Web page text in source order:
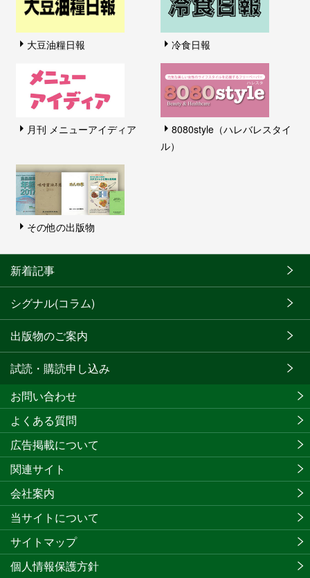
大豆油糧日報 冷食日報
月刊 メニューアイディア
8080style（ハレバレスタイ
ル）
その他の出版物
新着記事
シグナル(コラム)
出版物のご案内
試読・購読申し込み
お問い合わせ
よくある質問
広告掲載について
関連サイト
会社案内
当サイトについて
サイトマップ
個人情報保護方針